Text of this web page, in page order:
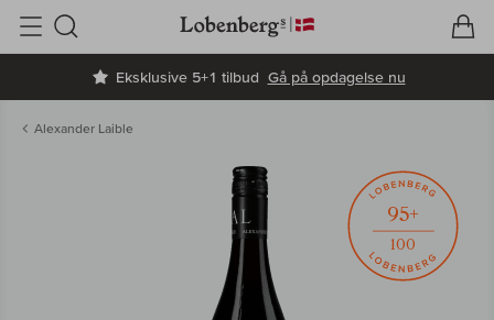
Eksklusive 5+1 tilbud Gå på opdagelse nu
Søg
Alexander Laible
95+
100